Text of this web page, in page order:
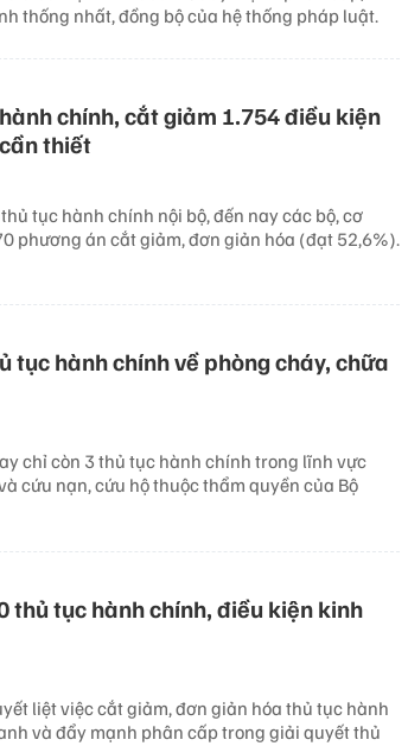
thống nhất, đồng bộ của hệ thống pháp luật.
chính, cắt giảm 1.754 điều kiện
thiết
tục hành chính nội bộ, đến nay các bộ, cơ
phương án cắt giảm, đơn giản hóa (đạt 52,6%).
tục hành chính về phòng cháy, chữa
chỉ còn 3 thủ tục hành chính trong lĩnh vực
cứu nạn, cứu hộ thuộc thẩm quyền của Bộ
thủ tục hành chính, điều kiện kinh
liệt việc cắt giảm, đơn giản hóa thủ tục hành
và đẩy mạnh phân cấp trong giải quyết thủ